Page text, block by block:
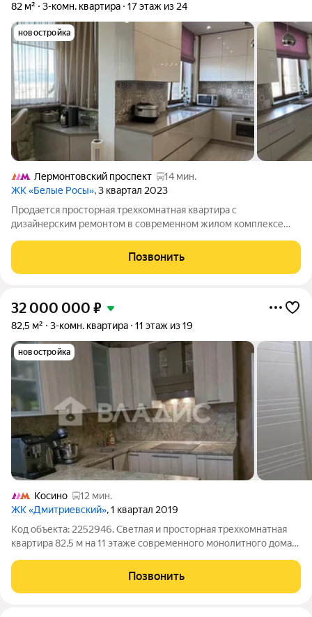
82 м² 3-комн. квартира 17 этаж из 24
новостройка
Лермонтовский проспект
14 мин.
ЖК «Белые Росы», 3 квартал 2023
Продается просторная трехкомнатная квартира с
дизайнерским ремонтом в современном жилом комплексе
г. Котельники, ул. Сосновая, д. 2к5. Общая площадь квартиры
составляет 82 квадратных метра,
Позвонить
32 000 000 ₽
82,5 м² 3-комн. квартира 11 этаж из 19
новостройка
Косино
12 мин.
ЖК «Дмитриевский», 1 квартал 2019
Код объекта: 2252946. Светлая и просторная трехкомнатная
квартира 82,5 м на 11 этаже современного монолитного дома
хватает в большинстве городских предложений. Большая
кухня 19 м с естественным
Позвонить